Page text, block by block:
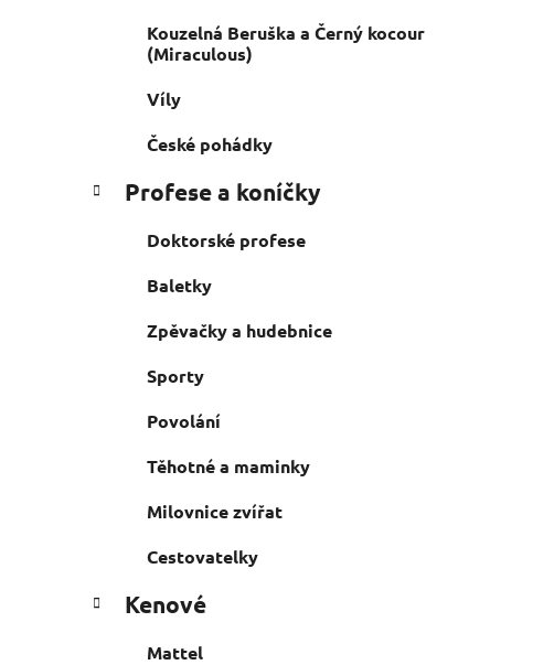
Kouzelná Beruška a Černý kocour
(Miraculous)
Víly
České pohádky
Profese a koníčky
Doktorské profese
Baletky
Zpěvačky a hudebnice
Sporty
Povolání
Těhotné a maminky
Milovnice zvířat
Cestovatelky
Kenové
Mattel